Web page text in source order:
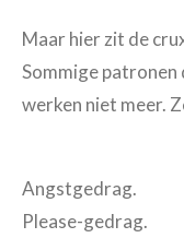
Maar hier zit de
Sommige patronen
werken niet meer.
Angstgedrag.
Please-gedrag.